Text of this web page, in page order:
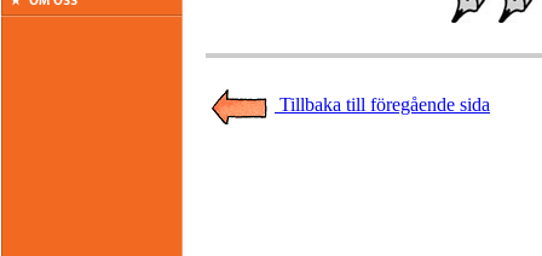
Tillbaka till föregående sida